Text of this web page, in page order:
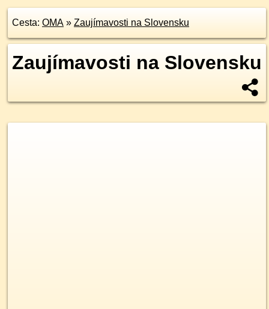
Cesta: OMA » Zaujímavosti na Slovensku
Zaujímavosti na Slovensku